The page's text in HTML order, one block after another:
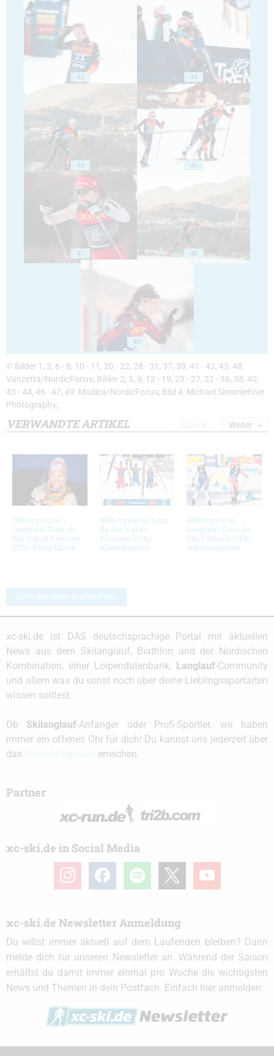
43 44
45 46
47 48
49
© Bilder 1, 3, 6 - 8, 10 - 11, 20 - 22, 28 - 31, 37, 39, 41 - 42, 45, 48:
Vanzetta/NordicFocus; Bilder 2, 5, 9, 12 - 19, 23 - 27, 32 - 36, 38, 40,
43 - 44, 46 - 47, 49: Modica/NordicFocus; Bild 4: Michael Simonlehner
Photography;
VERWANDTE ARTIKEL
Bildergalerie
Langlauf Tour de
Ski Val di Fiemme
(ITA) Final Climb
Bildergalerie Tour
de Ski Val di
Fiemme (ITA)
Klassiksprint
Bildergalerie
Langlauf Tour de
Ski Toblach (ITA)
Handicapstart
Weiter
Schreibe einen Kommentar
xc-ski.de ist DAS deutschsprachige Portal mit aktuellen
News aus dem Skilanglauf, Biathlon und der Nordischen
Kombination, einer Loipendatenbank,
Langlauf-Community
und allem was du sonst noch über deine Lieblingssportarten
wissen solltest.
Ob Skilanglauf-Anfänger oder Profi-Sportler, wir haben
immer ein offenes Ohr für dich! Du kannst uns jederzeit über
das
erreichen.
Partner
xc-ski.de in Social Media
instagramfacebook spotify youtube
xc-ski.de Newsletter Anmeldung
Du willst immer aktuell auf dem Laufenden bleiben? Dann
melde dich für unseren Newsletter an. Während der Saison
erhältst du damit immer einmal pro Woche die wichtigsten
News und Themen in dein Postfach. Einfach hier anmelden: